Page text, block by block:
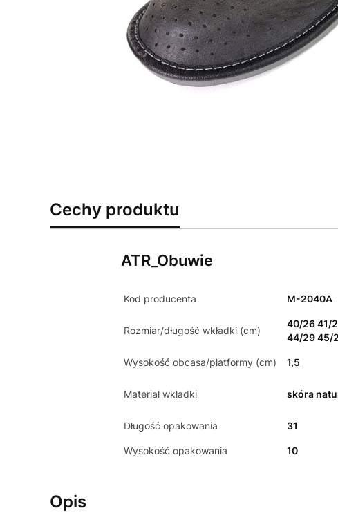
Cechy produktu
ATR_Obuwie
Kod producenta M-2040A
Rozmiar/długość wkładki (cm)
40/26 41/
44/29 45/
Wysokość obcasa/platformy (cm) 1,5
Materiał wkładki skóra
Długość opakowania 31
Wysokość opakowania 10
Opis